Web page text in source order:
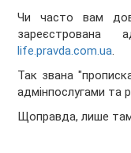
Чи часто вам
зареєстрована
life.pravda.com.ua.
Так звана
адмінпослугами та
Щоправда, лише